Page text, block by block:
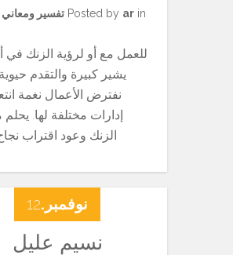
Posted by arin تفسير ومعاني
للعمل مع أو لرؤية الزنك في
يشير كبيرة والتقدم
نفترض الأعمال نغمة
إدارات مختلفة لها.
الزنك وعود اقتراب
نسيم عليل
نوفمبر.12